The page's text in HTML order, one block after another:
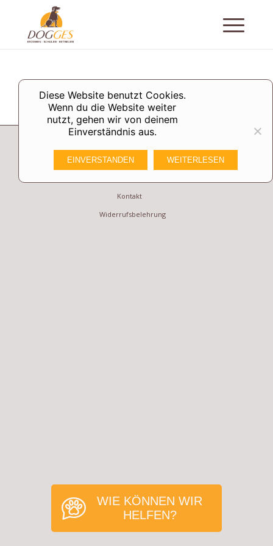
WIE KÖNNEN WIR
HELFEN?
Datenschutzerklärung
Kontakt
Widerrufsbelehrung
Diese Website benutzt Cookies.
Wenn du die Website weiter
nutzt, gehen wir von deinem
Einverständnis aus.
EINVERSTANDEN WEITERLESEN